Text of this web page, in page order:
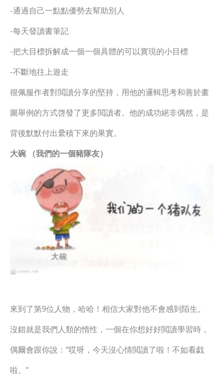
-通過自己一點點優勢去幫助別人
-每天發讀書筆記
-把大目標拆解成一個一個具體的可以實現的小目標
-不斷地往上遊走
很佩服作者對閲讀分享的堅持，用他的邏輯思考和善於畫
圖舉例的方式啓發了更多閲讀者。他的成功絕非偶然，是
背後默默付出纍積下來的果實。
大碗 （我們的一個豬隊友）
來到了第9位人物，哈哈！相信大家對他不會感到陌生。
沒錯就是我們人類的惰性，一個在你想好好閲讀學習時，
偶爾會跟你說：“哎呀，今天沒心情閲讀了啦！不如看戯
啦。”